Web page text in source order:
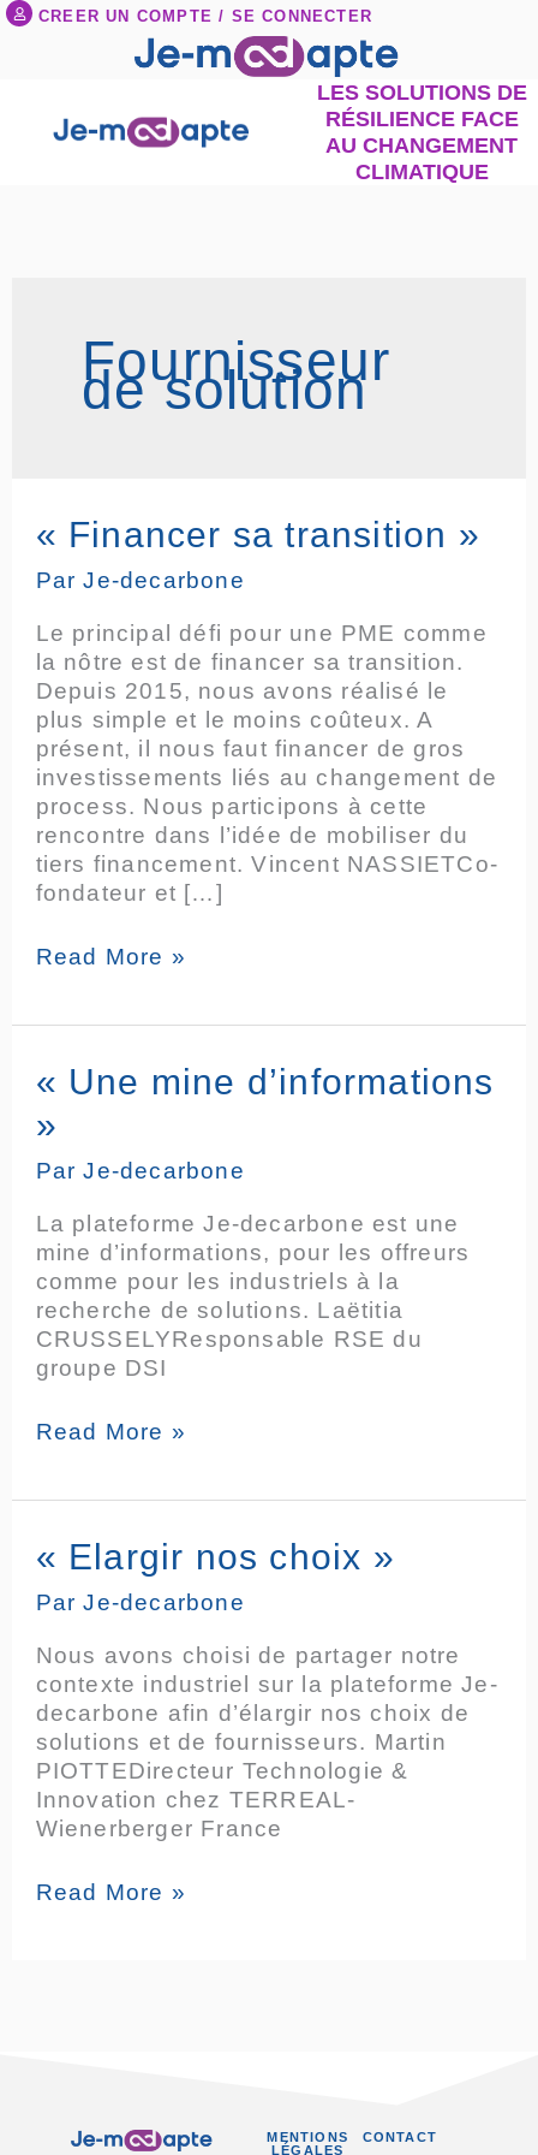
AllerCREER UN COMPTE / SE CONNECTER
LES SOLUTIONS DE
RÉSILIENCE FACE
AU CHANGEMENT
CLIMATIQUE
Fournisseur
de solution
« Financer sa transition »
ParJe-decarbone
Le principal défi pour une PME comme
la nôtre est de financer sa transition.
Depuis 2015, nous avons réalisé le
plus simple et le moins coûteux. A
présent, il nous faut financer de gros
investissements liés au changement de
process. Nous participons à cette
rencontre dans l’idée de mobiliser du
tiers financement. Vincent NASSIETCo-
fondateur et […]
«
Financer
sa
»
Read More »
« Une mine d’informations
»
ParJe-decarbone
La plateforme Je-decarbone est une
mine d’informations, pour les offreurs
comme pour les industriels à la
recherche de solutions. Laëtitia
CRUSSELYResponsable RSE du
groupe DSI
«
Une
mine
d’informations
Read More »
« Elargir nos choix »
ParJe-decarbone
Nous avons choisi de partager notre
contexte industriel sur la plateforme Je-
decarbone afin d’élargir nos choix de
solutions et de fournisseurs. Martin
PIOTTEDirecteur Technologie &
Innovation chez TERREAL-
Wienerberger France
«
Elargir
nos
»
Read More »
MENTIONS
LÉGALES
CONTACT